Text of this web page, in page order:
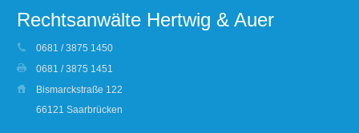
Rechtsanwälte Hertwig & Auer
0681 / 3875 1450
0681 / 3875 1451
Bismarckstraße 122
66121 Saarbrücken